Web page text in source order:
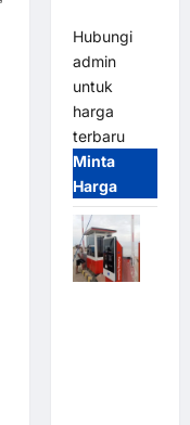
Hubungi
admin
untuk
harga
terbaru
Minta
Harga